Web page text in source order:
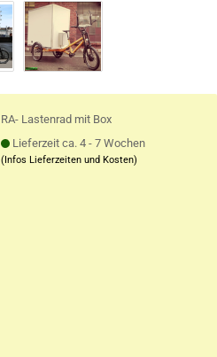
RA- Lastenrad mit Box
Lieferzeit ca. 4 - 7 Wochen
(Infos Lieferzeiten und Kosten)